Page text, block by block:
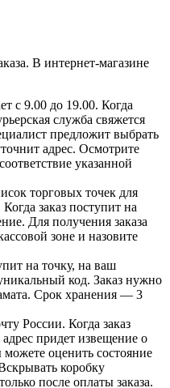
В интернет-магазине
с 9.00 до 19.00. Когда
служба свяжется
предложит выбрать
адрес. Осмотрите
указанной
торговых точек для
заказ поступит на
Для получения заказа
зоне и назовите
на точку, на ваш
код. Заказ нужно
Срок хранения — 3
России. Когда заказ
придет извещение о
оценить состояние
коробку
после оплаты заказа.